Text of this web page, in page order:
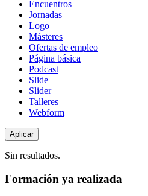
contenidoEncuentros
Jornadas
Logo
Másteres
Ofertas de empleo
Página básica
Podcast
Slide
Slider
Talleres
Webform
Sin resultados.
Formación ya realizada